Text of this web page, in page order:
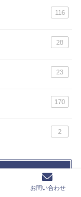
116
28
23
170
2
お問い合わせ